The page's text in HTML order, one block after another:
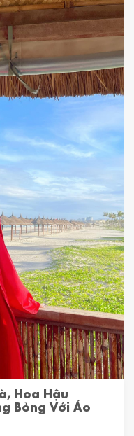
Hoa Hậu
Bỏng Với Áo